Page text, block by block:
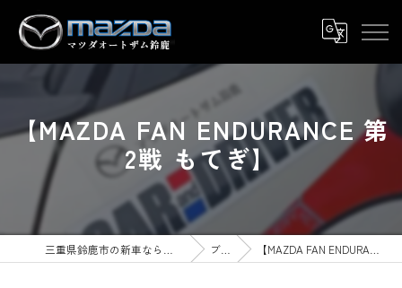
【MAZDA FAN ENDURANCE 第
2戦 もてぎ】
ブログ 【MAZDA FAN ENDURANCE 第2戦 もてぎ】